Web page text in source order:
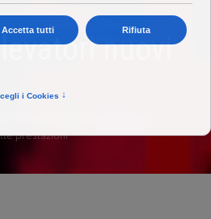
nuovi
prestazioni